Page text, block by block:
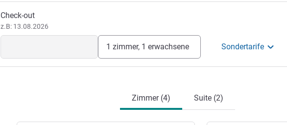
Check-out
z.B: 13.08.2026
1 zimmer, 1 erwachsene Sondertarife
Zimmer (4) Suite (2)